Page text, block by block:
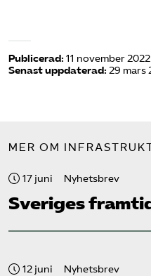
Publicerad: 11 november 2022
Senast uppdaterad: 29 mars
MER OM
17 juni Nyhetsbrev
Sveriges
12 juni Nyhetsbrev